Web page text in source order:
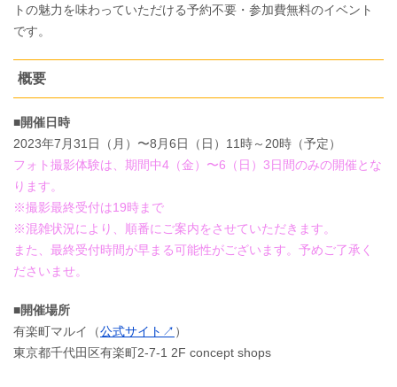
トの魅力を味わっていただける予約不要・参加費無料のイベント
です。
概要
■開催日時
2023年7月31日（月）〜8月6日（日）11時～20時（予定）
フォト撮影体験は、期間中4（金）〜6（日）3日間のみの開催とな
ります。
※撮影最終受付は19時まで
※混雑状況により、順番にご案内をさせていただきます。
また、最終受付時間が早まる可能性がございます。予めご了承く
ださいませ。
■開催場所
有楽町マルイ（公式サイト↗ ）
東京都千代田区有楽町2-7-1 2F concept shops